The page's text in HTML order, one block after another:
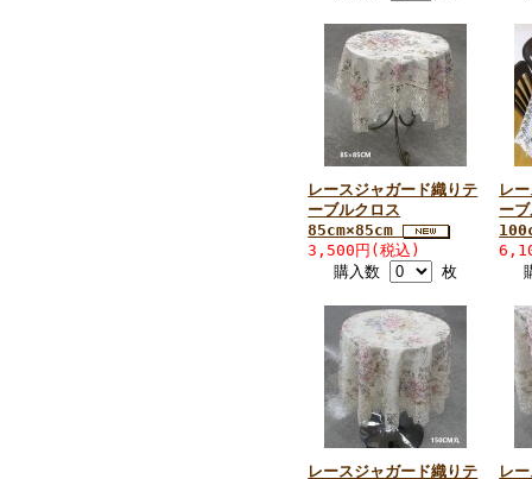
レースジャガード織りテ
ーブルクロス
85cm×85cm
3,500円(税込)
購入数
枚
レ
ー
レースジャガード織りテ レ